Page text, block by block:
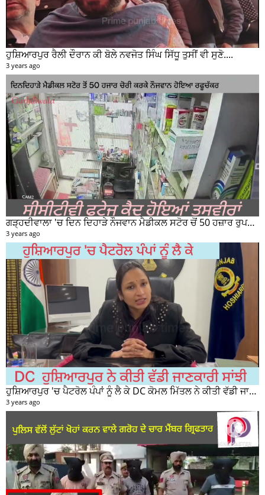
ਹੁਸ਼ਿਆਰਪੁਰ ਰੈਲੀ ਦੌਰਾਨ ਕੀ ਬੋਲੇ ਨਵਜੋਤ ਸਿੰਘ ਸਿੱਧੂ ਤੁਸੀਂ ਵੀ ਸੁਣੋ....
3 years ago
ਗੜ੍ਹਦੀਵਾਲਾ 'ਚ ਦਿਨ ਦਿਹਾੜੇ ਨੌਜਵਾਨ ਮੈਡੀਕਲ ਸਟੋਰ ਚੋਂ 50 ਹਜ਼ਾਰ ਰੁਪਏ ਦੀ ਨਕਦੀ ਚੋਰੀ ਕਰਕੇ ਹੋਇਆ ਰਫੂਚੱਕਰ
3 years ago
ਹੁਸ਼ਿਆਰਪੁਰ 'ਚ ਪੈਟਰੋਲ ਪੰਪਾਂ ਨੂੰ ਲੈ ਕੇ DC ਕੋਮਲ ਮਿੱਤਲ ਨੇ ਕੀਤੀ ਵੱਡੀ ਜਾਣਕਾਰੀ ਸਾਂਝੀ
3 years ago